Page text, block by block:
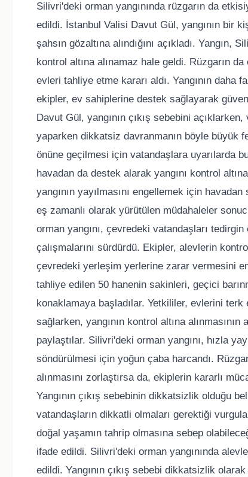
Silivri'deki orman yangınında rüzgarın da
edildi. İstanbul Valisi Davut Gül, yangının bir
şahsın gözaltına alındığını açıkladı.
kontrol altına alınamaz hale geldi. Rüzgarın
evleri tahliye etme kararı aldı. Yangının daha
ekipler, ev sahiplerine destek sağlayarak
Davut Gül, yangının çıkış sebebini
yaparken dikkatsiz davranmanın böyle büyük
önüne geçilmesi için vatandaşlara uyarılarda
havadan da destek alarak yangını kontrol
yangının yayılmasını engellemek için
eş zamanlı olarak yürütülen müdahaleler
orman yangını, çevredeki vatandaşları
çalışmalarını sürdürdü. Ekipler, alevlerin
çevredeki yerleşim yerlerine zarar vermesini
tahliye edilen 50 hanenin sakinleri, geçici
konaklamaya başladılar. Yetkililer, evlerini
sağlarken, yangının kontrol altına
paylaştılar. Silivri'deki orman yangını, hızla
söndürülmesi için yoğun çaba harcandı.
alınmasını zorlaştırsa da, ekiplerin kararlı
Yangının çıkış sebebinin dikkatsizlik olduğu
vatandaşların dikkatli olmaları gerektiği
doğal yaşamın tahrip olmasına sebep
ifade edildi. Silivri'deki orman yangınında
edildi. Yangının çıkış sebebi dikkatsizlik